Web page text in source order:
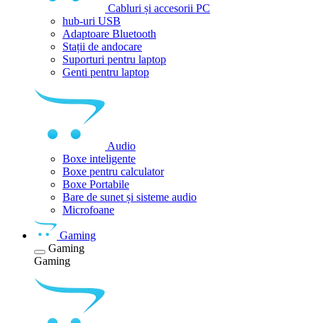
Cabluri și accesorii PC
hub-uri USB
Adaptoare Bluetooth
Stații de andocare
Suporturi pentru laptop
Genti pentru laptop
Audio
Boxe inteligente
Boxe pentru calculator
Boxe Portabile
Bare de sunet și sisteme audio
Microfoane
Gaming
Gaming
Gaming